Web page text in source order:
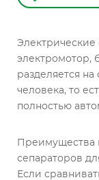
электромотор,
разделяется
человека, то
полностью
Преимущества
сепараторов
Если